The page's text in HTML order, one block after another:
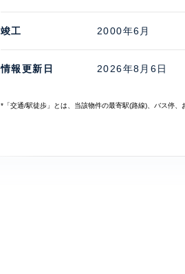
竣工 2000年6月
情報更新日 2026年8月6日
*「交通/駅徒歩」とは、当該物件の最寄駅(路線)、バス停、